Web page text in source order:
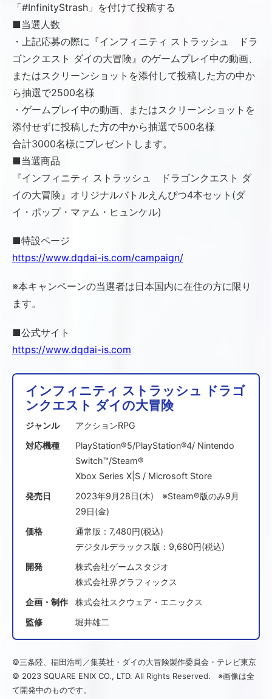
「#InfinityStrash」を付けて投稿する
■当選人数
・上記応募の際に『インフィニティ ストラッシュ ドラ
ゴンクエスト ダイの大冒険』のゲームプレイ中の動画、
またはスクリーンショットを添付して投稿した方の中か
ら抽選で2500名様
・ゲームプレイ中の動画、またはスクリーンショットを
添付せずに投稿した方の中から抽選で500名様
合計3000名様にプレゼントします。
■当選商品
『インフィニティ ストラッシュ ドラゴンクエスト ダ
イの大冒険』オリジナルバトルえんぴつ4本セット(ダ
イ・ポップ・マァム・ヒュンケル)
■特設ページ
https://www.dqdai-is.com/campaign/
※本キャンペーンの当選者は日本国内に在住の方に限り
ます。
■公式サイト
https://www.dqdai-is.com
インフィニティ ストラッシュ ドラゴ
ンクエスト ダイの大冒険
ジャンル
アクションRPG
対応機種
PlayStation®5/PlayStation®4/ Nintendo
Switch™/Steam®
Xbox Series X|S / Microsoft Store
発売日
2023年9月28日(木) ※Steam®版のみ9月
29日(金)
価格
通常版：7,480円(税込)
デジタルデラックス版：9,680円(税込)
開発
株式会社ゲームスタジオ
株式会社界グラフィックス
企画・制作
株式会社スクウェア・エニックス
監修
堀井雄二
©三条陸、稲田浩司／集英社・ダイの大冒険製作委員会・テレビ東京
© 2023 SQUARE ENIX CO., LTD. All Rights Reserved. ※画像は全
て開発中のものです。